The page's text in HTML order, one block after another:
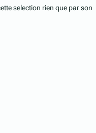
selection rien que par son